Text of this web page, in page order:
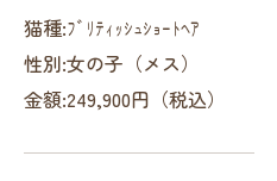
猫種:ﾌﾞﾘﾃｨｯｼｭｼｮｰﾄﾍｱ
性別:女の子（メス）
金額:249,900円（税込）